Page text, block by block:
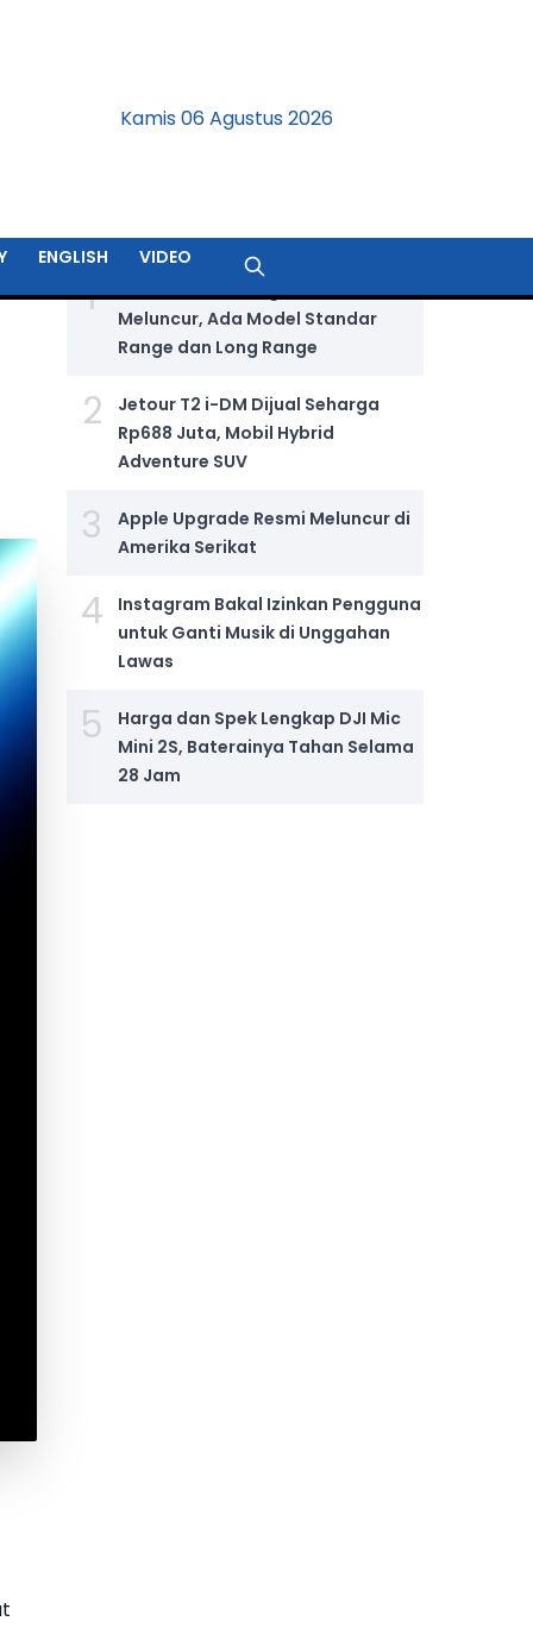
Kamis 06 Agustus 2026
ENGLISH VIDEO
1
GIIAS 2026: Wuling Aira Ev Resmi
Meluncur, Ada Model Standar
Range dan Long Range
2
Jetour T2 i-DM Dijual Seharga
Rp688 Juta, Mobil Hybrid
Adventure SUV
3
Apple Upgrade Resmi Meluncur di
Amerika Serikat
4
Instagram Bakal Izinkan Pengguna
untuk Ganti Musik di Unggahan
Lawas
5
Harga dan Spek Lengkap DJI Mic
Mini 2S, Baterainya Tahan Selama
28 Jam